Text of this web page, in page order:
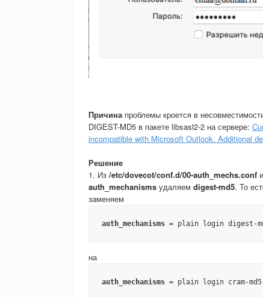
Причинапроблемы кроется в
DIGEST-MD5 в пакете libsasl2-2 на сервере:
incompatible with Microsoft Outlook. Additional
Решение
1. Из /etc/dovecot/conf.d/00-auth_mechs.conf
auth_mechanisms удаляем digest-md5. То
заменяем
auth_mechanisms = plain login digest-
на
auth_mechanisms = plain login cram-md5